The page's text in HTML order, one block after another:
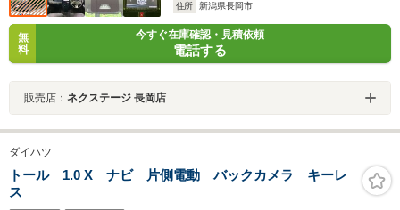
住所
新潟県長岡市
無
料
今すぐ在庫確認・見積依頼
電話する
販売店： ネクステージ 長岡店
ダイハツ
トール 1.0 X ナビ 片側電動 バックカメラ キーレ
ス